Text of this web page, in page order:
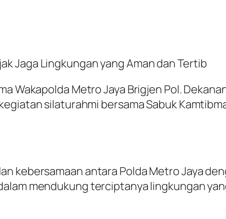
Jaga Lingkungan yang Aman dan Tertib
Wakapolda Metro Jaya Brigjen Pol.
silaturahmi bersama Sabuk
kebersamaan antara Polda Metro Jaya
mendukung terciptanya lingkungan